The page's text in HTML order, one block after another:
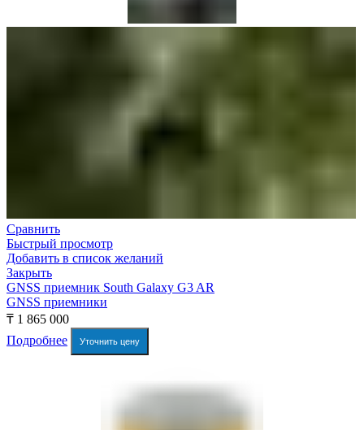
Сравнить
Быстрый просмотр
Добавить в список желаний
Закрыть
GNSS приемник South Galaxy G3 AR
GNSS приемники
₸ 1 865 000
Подробнее
Уточнить цену